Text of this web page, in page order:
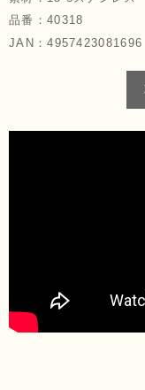
品番： 40318
JAN：4957423081696